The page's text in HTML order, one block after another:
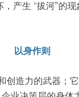
产生 “拔河”的
以身作则
造力的武器；